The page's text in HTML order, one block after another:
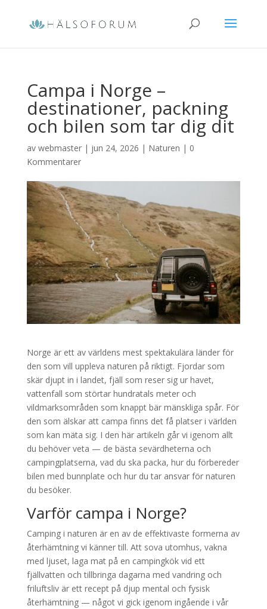
Campa i Norge –
destinationer, packning
och bilen som tar dig dit
av webmaster| jun 24, 2026 | Naturen | 0
Kommentarer
Norge är ett av världens mest spektakulära länder för
den som vill uppleva naturen på riktigt. Fjordar som
skär djupt in i landet, fjäll som reser sig ur havet,
vattenfall som störtar hundratals meter och
vildmarksområden som knappt bär mänskliga spår. För
den som älskar att campa finns det få platser i världen
som kan mäta sig. I den här artikeln går vi igenom allt
du behöver veta — de bästa sevärdheterna och
campingplatserna, vad du ska packa, hur du förbereder
bilen med bunnplate och hur du tar ansvar för naturen
du besöker.
Varför campa i Norge?
Camping i naturen är en av de effektivaste formerna av
återhämtning vi känner till. Att sova utomhus, vakna
med ljuset, laga mat på en campingkök vid ett
fjällvatten och tillbringa dagarna med vandring och
friluftsliv är ett recept på djup mental och fysisk
återhämtning — något vi gick igenom ingående i vår